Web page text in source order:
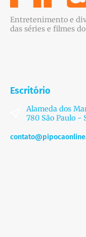
Entretenimento e
das séries e filmes
Escritório
Alameda dos
780 São Paulo -